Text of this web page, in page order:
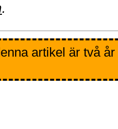
.
artikel är två år